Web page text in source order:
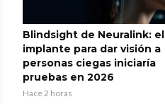
Blindsight de Neuralink: el
implante para dar visión a
personas ciegas iniciaría
pruebas en 2026
Hace 2 horas